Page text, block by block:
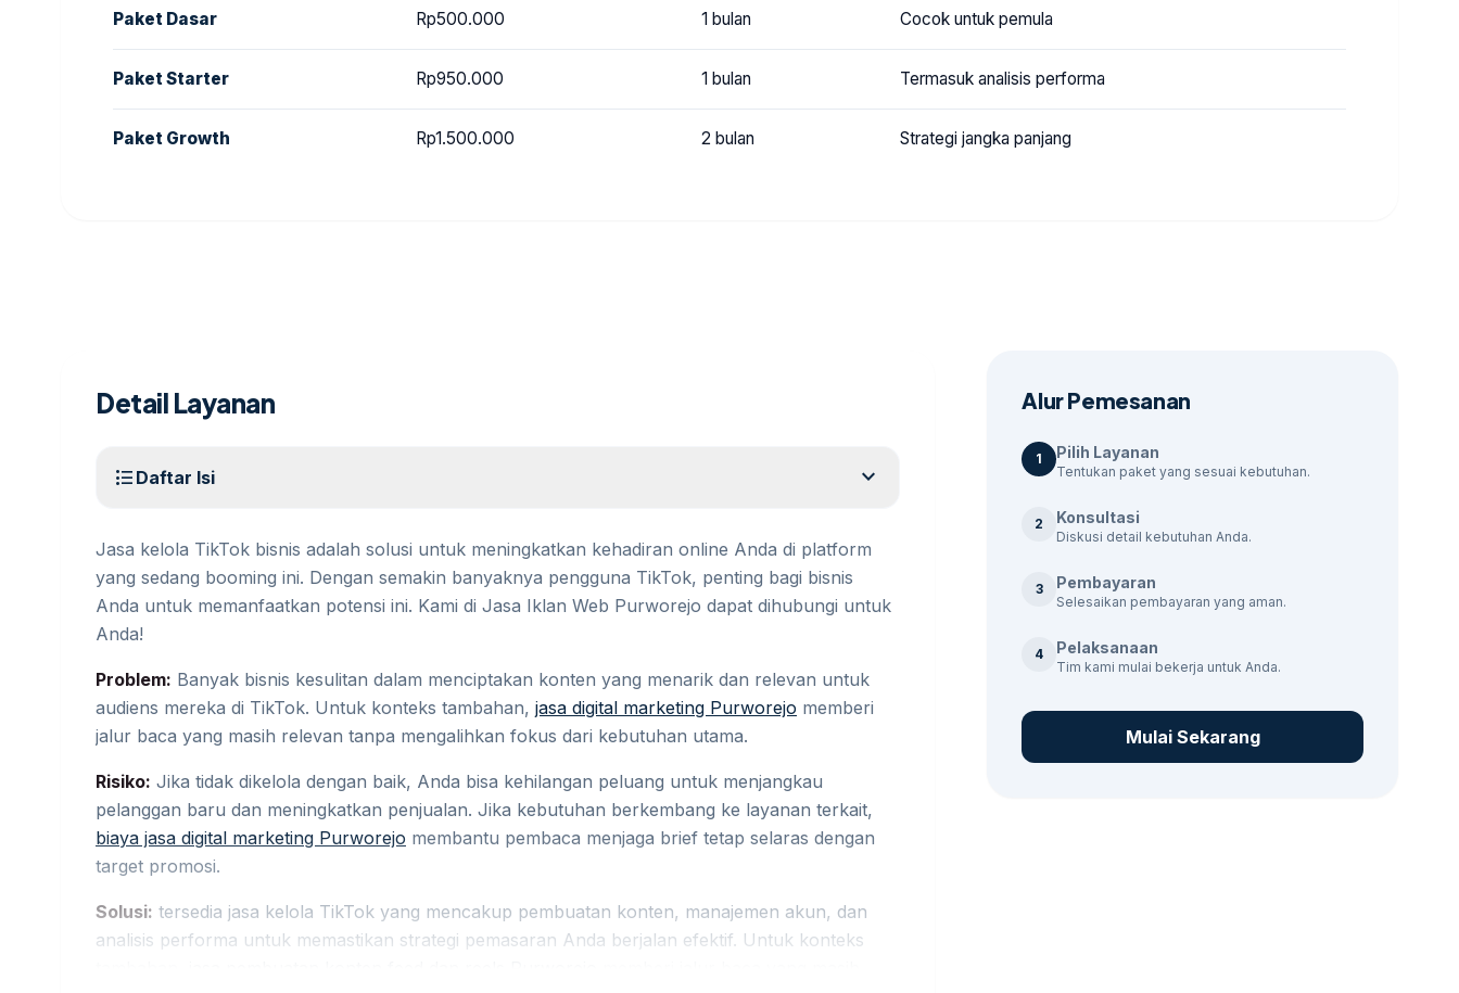
Paket Dasar Rp500.000 1 bulan Cocok untuk pemula
Paket Starter Rp950.000 1 bulan Termasuk analisis performa
Paket Growth Rp1.500.000 2 bulan Strategi jangka panjang
Detail Layanan
format_list_bulleted Daftar Isi expand_more
Jasa kelola TikTok bisnis adalah solusi untuk meningkatkan kehadiran online Anda di platform
yang sedang booming ini. Dengan semakin banyaknya pengguna TikTok, penting bagi bisnis
Anda untuk memanfaatkan potensi ini. Kami di Jasa Iklan Web Purworejo dapat dihubungi untuk
Anda!
Problem: Banyak bisnis kesulitan dalam menciptakan konten yang menarik dan relevan untuk
audiens mereka di TikTok. Untuk konteks tambahan, jasa digital marketing Purworejo memberi
jalur baca yang masih relevan tanpa mengalihkan fokus dari kebutuhan utama.
Risiko: Jika tidak dikelola dengan baik, Anda bisa kehilangan peluang untuk menjangkau
pelanggan baru dan meningkatkan penjualan. Jika kebutuhan berkembang ke layanan terkait,
biaya jasa digital marketing Purworejo membantu pembaca menjaga brief tetap selaras dengan
target promosi.
Solusi: tersedia jasa kelola TikTok yang mencakup pembuatan konten, manajemen akun, dan
analisis performa untuk memastikan strategi pemasaran Anda berjalan efektif. Untuk konteks
Alur Pemesanan
1 Pilih Layanan
Tentukan paket yang sesuai kebutuhan.
2 Konsultasi
Diskusi detail kebutuhan Anda.
3 Pembayaran
Selesaikan pembayaran yang aman.
4 Pelaksanaan
Tim kami mulai bekerja untuk Anda.
Mulai Sekarang